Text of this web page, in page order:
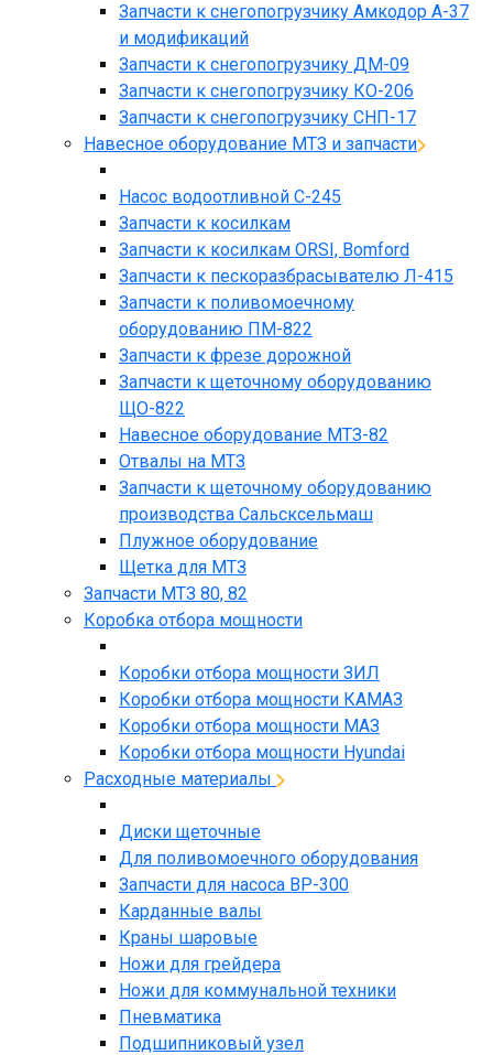
Запчасти к снегопогрузчику Амкодор А-37
и модификаций
Запчасти к снегопогрузчику ДМ-09
Запчасти к снегопогрузчику КО-206
Запчасти к снегопогрузчику СНП-17
Навесное оборудование МТЗ и запчасти
Насос водоотливной С-245
Запчасти к косилкам
Запчасти к косилкам ORSI, Bomford
Запчасти к пескоразбрасывателю Л-415
Запчасти к поливомоечному
оборудованию ПМ-822
Запчасти к фрезе дорожной
Запчасти к щеточному оборудованию
ЩО-822
Навесное оборудование МТЗ-82
Отвалы на МТЗ
Запчасти к щеточному оборудованию
производства Сальсксельмаш
Плужное оборудование
Щетка для МТЗ
Запчасти МТЗ 80, 82
Коробка отбора мощности
Коробки отбора мощности ЗИЛ
Коробки отбора мощности КАМАЗ
Коробки отбора мощности МАЗ
Коробки отбора мощности Hyundai
Расходные материалы
Диски щеточные
Для поливомоечного оборудования
Запчасти для насоса BP-300
Карданные валы
Краны шаровые
Ножи для грейдера
Ножи для коммунальной техники
Пневматика
Подшипниковый узел